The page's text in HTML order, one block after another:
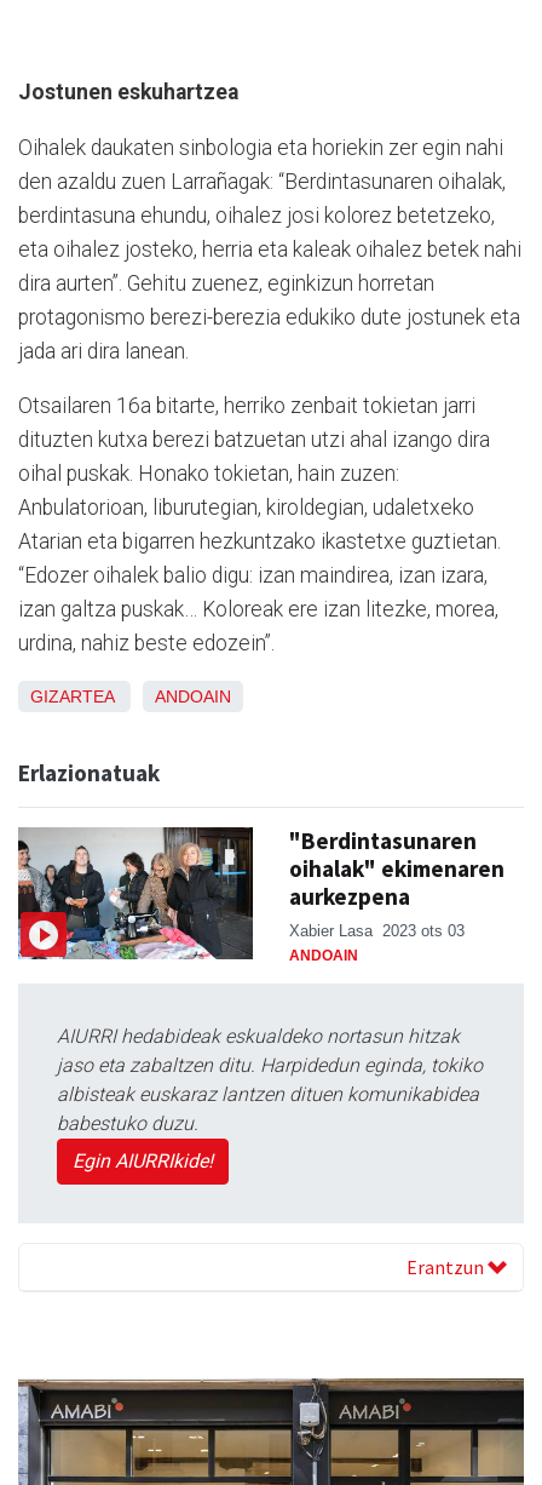
Jostunen eskuhartzea
Oihalek daukaten sinbologia eta horiekin zer egin nahi
den azaldu zuen Larrañagak: “Berdintasunaren oihalak,
berdintasuna ehundu, oihalez josi kolorez betetzeko,
eta oihalez josteko, herria eta kaleak oihalez betek nahi
dira aurten”. Gehitu zuenez, eginkizun horretan
protagonismo berezi-berezia edukiko dute jostunek eta
jada ari dira lanean.
Otsailaren 16a bitarte, herriko zenbait tokietan jarri
dituzten kutxa berezi batzuetan utzi ahal izango dira
oihal puskak. Honako tokietan, hain zuzen:
Anbulatorioan, liburutegian, kiroldegian, udaletxeko
Atarian eta bigarren hezkuntzako ikastetxe guztietan.
“Edozer oihalek balio digu: izan maindirea, izan izara,
izan galtza puskak… Koloreak ere izan litezke, morea,
urdina, nahiz beste edozein”.
GIZARTEA ANDOAIN
Erlazionatuak
"Berdintasunaren
oihalak" ekimenaren
aurkezpena
Xabier Lasa 2023 ots 03
ANDOAIN
AIURRI hedabideak eskualdeko nortasun hitzak
jaso eta zabaltzen ditu. Harpidedun eginda, tokiko
albisteak euskaraz lantzen dituen komunikabidea
babestuko duzu.
Egin AIURRIkide!
Erantzun